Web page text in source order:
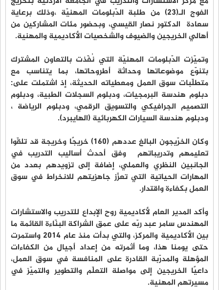
الفوج الـ(23) من طلبة الدّبلومات المهنيّة ،وذلك برعاية
سعادة الدكتور نصار القيسي، وبحضور مئات المشاركين من
أهالي الخريجين والضيوف والشخصيات الأكاديمية والمهنية.
وتميّزت الدّبلومات المهنيّة التي نُفّذت بالتعاون المشترك
بتنوّع موضوعاتها وحداثة أطروحاتها، بما يتناسب مع
متطلّبات سوق العمل ومعطياته الحديثة، إذ اشتملت على:
دبلوم هندسة البرمجيات، ودبلوم السجلات الطبية، ودبلوم
التصميم الجرافيكي والتسويق الرقمي، ودبلوم الرياضة ،
ودبلوم هندسة السيارات الكهربائية (الهايبرد).
وكان الخرّيجون البالغ عددهم (160) خريجًا وخريجة قد تلقّوا
تعليمهم وتدريباتهم وفق أحدث أساليب التدريب في
الجانبين النظري والعملي، إضافة إلى تزويدهم بعدد من
المهارات الحياتية التي تعزّز جاهزيتهم للانخراط في سوق
العمل بكفاءة واقتدار.
وأكد المدير العام لأكاديمية روح الإبداع للتدريب والاستشارات
المهندس سامر عبد ربّه على عمق الشراكة البنّاءة القائمة ما
بين الأكاديمية والمركز، والتي بدأت منذ عام 2014 واستمرت
حتى يومنا هذا، وما أثمرته من إعداد أجيال من الكفاءات
المؤهلة والمدرّبة القادرة على المنافسة في سوق العمل،
داعيًا الخريجين إلى مواصلة التعلّم والتطوير والتميّز في
مسيرتهم المهنية.